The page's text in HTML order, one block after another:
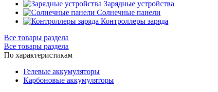
Зарядные устройства
Солнечные панели
Контроллеры заряда
Все товары раздела
Все товары раздела
По характеристикам
Гелевые аккумуляторы
Карбоновые аккумуляторы